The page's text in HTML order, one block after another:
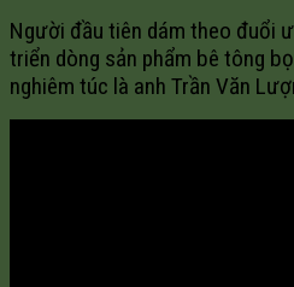
Người đầu tiên dám theo đuổi
triển dòng sản phẩm bê tông
nghiêm túc là anh Trần Văn